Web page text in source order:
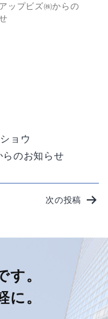
ップビズ㈱からの
ョウ
らのお知らせ
次の投稿
す。
に。